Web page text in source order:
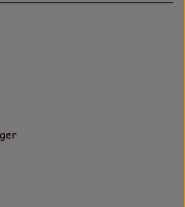
& HAVEMASKINER
OG FILTRE
KLINGER